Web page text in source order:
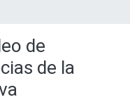
de
de la